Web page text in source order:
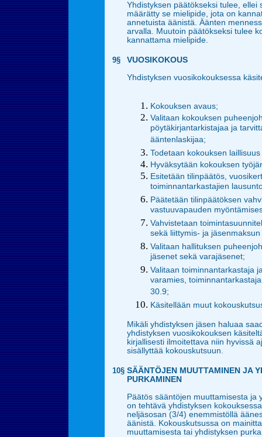
Yhdistyksen päätökseksi tulee, ellei
määrätty se mielipide, jota on
annetuista äänistä. Äänten
arvalla. Muutoin päätökseksi tulee
kannattama mielipide.
9§
VUOSIKOKOUS
Yhdistyksen vuosikokouksessa
Kokouksen avaus;
Valitaan kokouksen
pöytäkirjantarkistajaa ja
ääntenlaskijaa;
Todetaan kokouksen
Hyväksytään kokouksen
Esitetään tilinpäätös,
toiminnantarkastajien
Päätetään tilinpäätöksen
vastuuvapauden
Vahvistetaan
sekä liittymis- ja
Valitaan hallituksen
jäsenet sekä varajäsenet;
Valitaan toiminnantarkastaja
varamies,
30.9;
Käsitellään muut
Mikäli yhdistyksen jäsen haluaa
yhdistyksen vuosikokouksen
kirjallisesti ilmoitettava niin hyvissä
sisällyttää kokouskutsuun.
10§ SÄÄNTÖJEN MUUTTAMINEN JA
PURKAMINEN
Päätös sääntöjen muuttamisesta ja
on tehtävä yhdistyksen
neljäsosan (3/4) enemmistöllä
äänistä. Kokouskutsussa on
muuttamisesta tai yhdistyksen